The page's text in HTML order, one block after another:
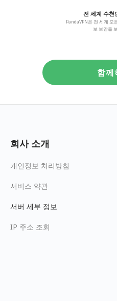
전 세계 수천
PandaVPN은 전 세계 모
보 보안을
함께
회사 소개
개인정보 처리방침
서비스 약관
서버 세부 정보
IP 주소 조회